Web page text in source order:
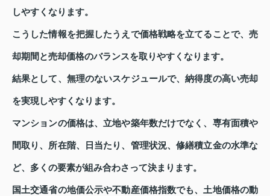
しやすくなります。
こうした情報を把握したうえで価格戦略を立てることで、売
却期間と売却価格のバランスを取りやすくなります。
結果として、無理のないスケジュールで、納得度の高い売却
を実現しやすくなります。
マンションの価格は、立地や築年数だけでなく、専有面積や
間取り、所在階、日当たり、管理状況、修繕積立金の水準な
ど、多くの要素が組み合わさって決まります。
国土交通省の地価公示や不動産価格指数でも、土地価格の動